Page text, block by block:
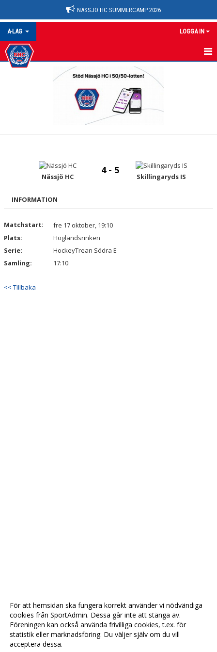
NÄSSJÖ HC SUMMERCAMP 2026
A-LAG LOGGA IN
A-LAG
DOKUMENT
Nässjö HC
4 - 5
Skillingaryds IS
INFORMATION
Matchstart:
fre 17 oktober, 19:10
Plats:
Höglandsrinken
Serie:
HockeyTrean Södra E
Samling:
17:10
<< Tillbaka
För att hemsidan ska fungera korrekt använder vi nödvändiga
cookies från SportAdmin. Dessa går inte att stänga av.
Föreningen kan också använda frivilliga cookies, t.ex. för
statistik eller marknadsföring. Du väljer själv om du vill
acceptera dessa.